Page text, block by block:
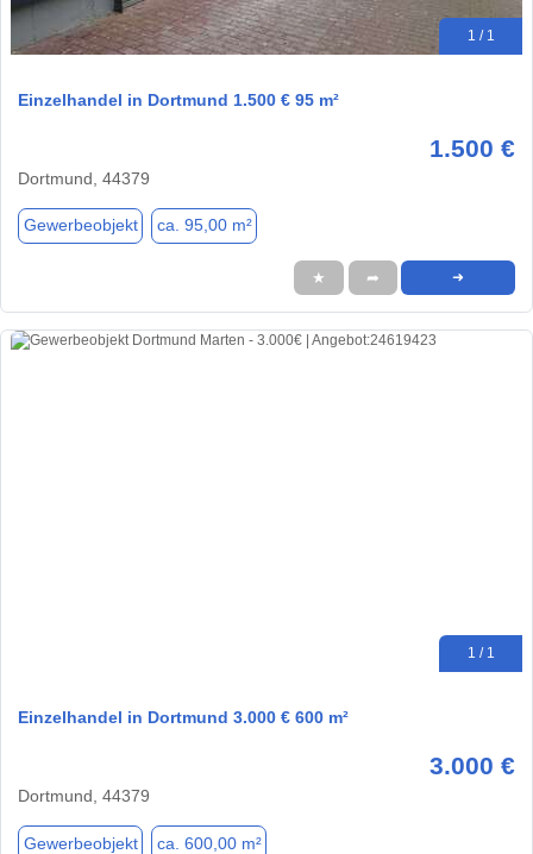
1 / 1
Einzelhandel in Dortmund 1.500 € 95 m²
1.500 €
Dortmund, 44379
Gewerbeobjekt ca. 95,00 m²
★ ➦ ➜
1 / 1
Einzelhandel in Dortmund 3.000 € 600 m²
3.000 €
Dortmund, 44379
Gewerbeobjekt ca. 600,00 m²